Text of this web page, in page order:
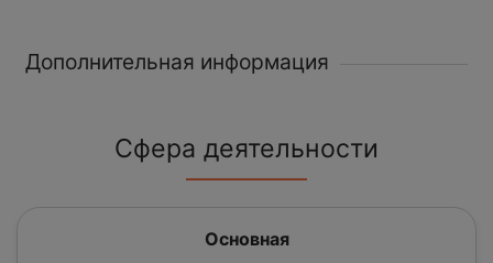
Дополнительная информация
Сфера деятельности
Основная